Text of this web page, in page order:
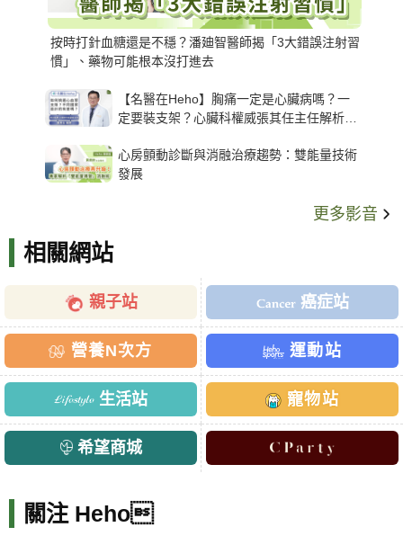
按時打針血糖還是不穩？潘廸智醫師揭「3大錯誤注射習
慣」、藥物可能根本沒打進去
【名醫在Heho】胸痛一定是心臟病嗎？一
定要裝支架？心臟科權威張其任主任解析支
心房顫動診斷與消融治療趨勢：雙能量技術
發展
更多影音
相關網站
親子站 癌症站
營養N次方 運動站
生活站 寵物站
希望商城
關注 Heho